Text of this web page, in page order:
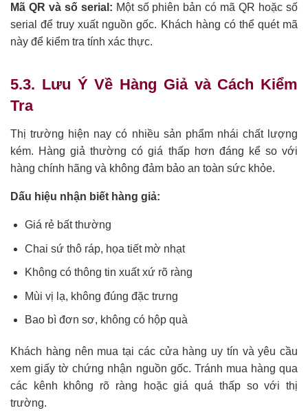
Mã QR và số serial: Một số phiên bản có mã QR hoặc số
serial để truy xuất nguồn gốc. Khách hàng có thể quét mã
này để kiểm tra tính xác thực.
5.3. Lưu Ý Về Hàng Giả và Cách Kiểm
Tra
Thị trường hiện nay có nhiều sản phẩm nhái chất lượng
kém. Hàng giả thường có giá thấp hơn đáng kể so với
hàng chính hãng và không đảm bảo an toàn sức khỏe.
Dấu hiệu nhận biết hàng giả:
Giá rẻ bất thường
Chai sứ thô ráp, họa tiết mờ nhạt
Không có thông tin xuất xứ rõ ràng
Mùi vị lạ, không đúng đặc trưng
Bao bì đơn sơ, không có hộp quà
Khách hàng nên mua tại các cửa hàng uy tín và yêu cầu
xem giấy tờ chứng nhận nguồn gốc. Tránh mua hàng qua
các kênh không rõ ràng hoặc giá quá thấp so với thị
trường.